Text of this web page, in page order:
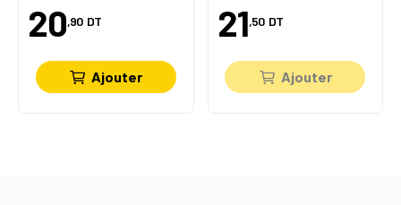
20,90 DT
Ajouter
21,50 DT
Ajouter